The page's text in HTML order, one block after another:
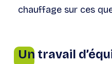
chauffage sur ces
Un travail